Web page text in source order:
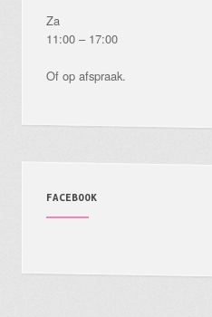
Za
11:00 – 17:00
Of op afspraak.
FACEBOOK